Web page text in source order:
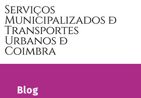
Blog